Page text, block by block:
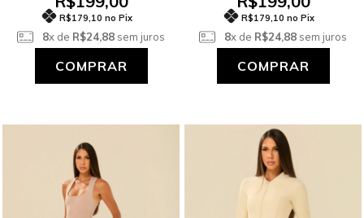
R$179,10 no Pix
8x de R$24,88sem juros
COMPRAR
R$179,10 no Pix
8x de R$24,88sem juros
COMPRAR